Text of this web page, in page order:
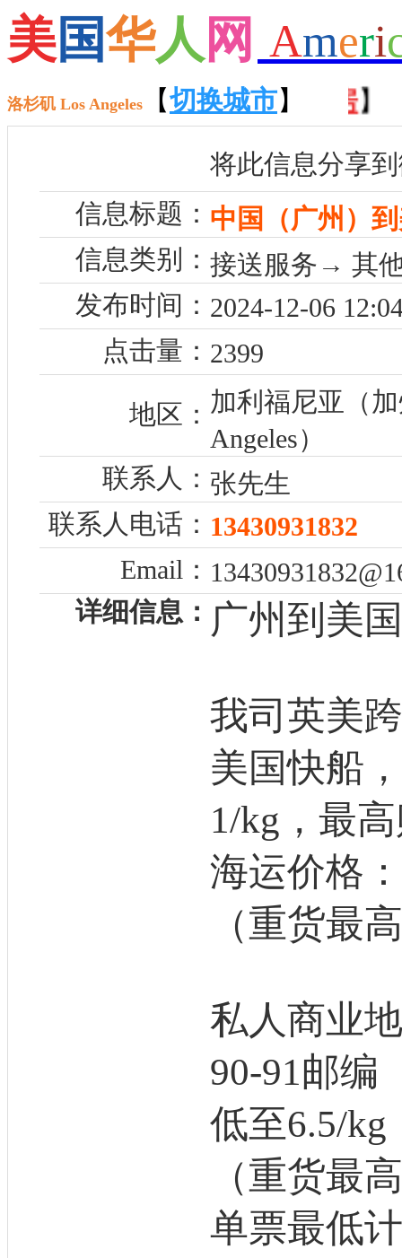
美国华人 网 Ameri
洛杉矶 Los Angeles 【切换城市】
聘】 【租房】 【售房 】 【车
将此信息分享
信息标题： 中国（广州）
信息类别： 接送服务→ 其
发布时间： 2024-12-06
点击量： 2399
地区： 加利福尼亚（
Angeles）
联系人： 张先生
联系人电话： 13430931832
Email：
详细信息： 广州到美
我司英美
美国快船
1/kg，最
海运价格
（重货最
私人商业
90-91邮编
低至6.5/kg
（重货最
单票最低